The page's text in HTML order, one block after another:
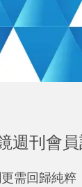
週刊會
需回歸純